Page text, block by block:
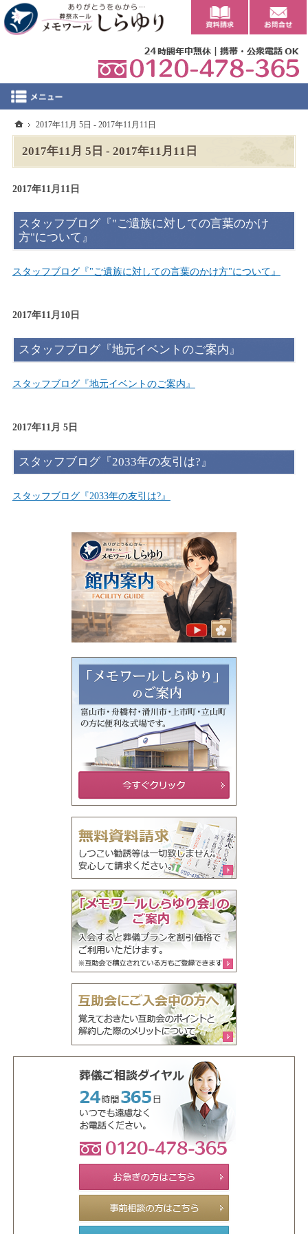
2017年11月 5日 - 2017年11月11日
2017年11月11日
スタッフブログ『"ご遺族に対しての言葉のかけ
方"について』
スタッフブログ『"ご遺族に対しての言葉のかけ方"について』
2017年11月10日
スタッフブログ『地元イベントのご案内』
スタッフブログ『地元イベントのご案内』
2017年11月 5日
スタッフブログ『2033年の友引は?』
スタッフブログ『2033年の友引は?』
ホーム
2017年11月 5日 - 2017年11月11日